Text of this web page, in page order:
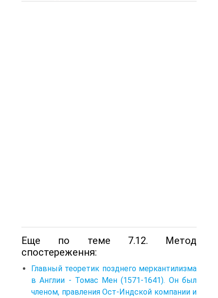
Еще по теме 7.12. Метод
спостереження:
Главный теоретик позднего меркантилизма
в Англии - Томас Мен (1571-1641). Он был
членом, правления Ост-Индской компании и